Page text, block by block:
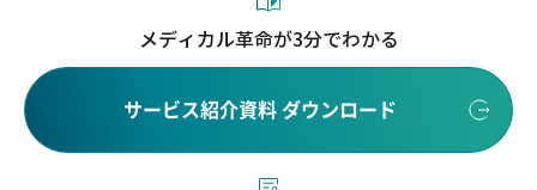
メディカル革命が3分でわかる
サービス紹介資料 ダウンロード